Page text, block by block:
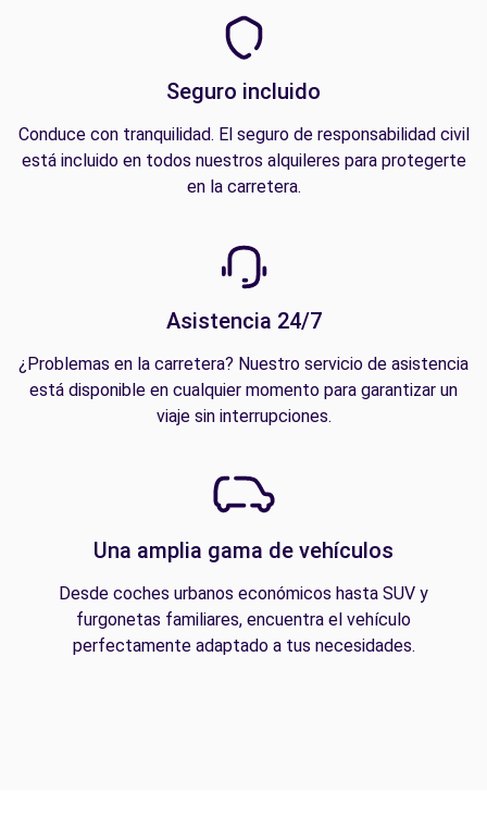
Seguro incluido
Conduce con tranquilidad. El seguro de responsabilidad civil
está incluido en todos nuestros alquileres para protegerte
en la carretera.
Asistencia 24/7
¿Problemas en la carretera? Nuestro servicio de asistencia
está disponible en cualquier momento para garantizar un
viaje sin interrupciones.
Una amplia gama de vehículos
Desde coches urbanos económicos hasta SUV y
furgonetas familiares, encuentra el vehículo
perfectamente adaptado a tus necesidades.